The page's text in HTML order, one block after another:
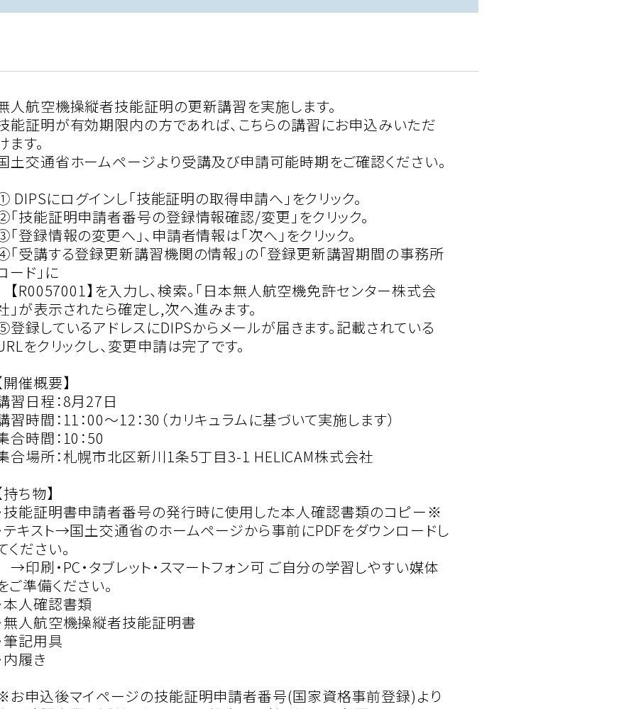
人航空機操縦者技能証明の更新講習を実施します。
能証明が有効期限内の方であれば、こちらの講習にお申込みいただ
ます。
土交通省ホームページより受講及び申請可能時期をご確認ください。
DIPSにログインし「技能証明の取得申請へ」をクリック。
技能証明申請者番号の登録情報確認/変更」をクリック。
登録情報の変更へ」、申請者情報は「次へ」をクリック。
「受講する登録更新講習機関の情報」の「登録更新講習期間の事務所
ード」に
R0057001】を入力し、検索。「日本無人航空機免許センター株式会
」が表示されたら確定し,次へ進みます。
録しているアドレスにDIPSからメールが届きます。記載されている
をクリックし、変更申請は完了です。
開催概要】
習日程：8月27日
習時間：11：00～12：30（カリキュラムに基づいて実施します）
合時間：10：50
合場所：札幌市北区新川1条5丁目3-1 HELICAM株式会社
持ち物】
技能証明書申請者番号の発行時に使用した本人確認書類のコピー※
テキスト→国土交通省のホームページから事前にPDFをダウンロードし
ください。
刷・PC・タブレット・スマートフォン可 ご自分の学習しやすい媒体
ご準備ください。
本人確認書類
無人航空機操縦者技能証明書
筆記用具
内履き
お申込後マイページの技能証明申請者番号(国家資格事前登録)より